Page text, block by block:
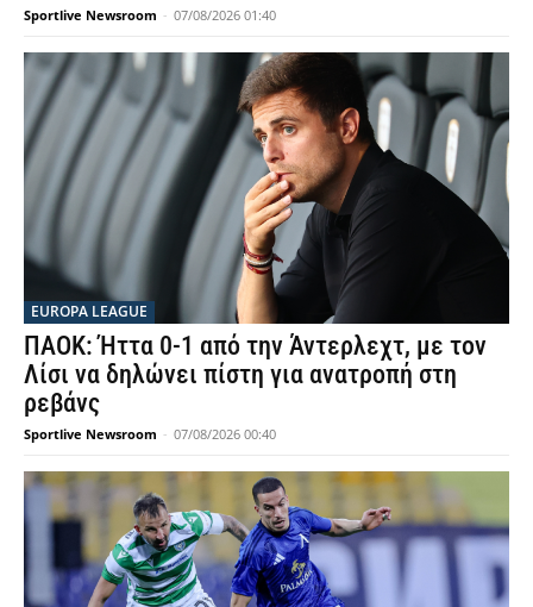
Sportlive Newsroom - 07/08/2026 01:40
EUROPA LEAGUE
ΠΑΟΚ: Ήττα 0-1 από την Άντερλεχτ, με τον
Λίσι να δηλώνει πίστη για ανατροπή στη
ρεβάνς
Sportlive Newsroom - 07/08/2026 00:40